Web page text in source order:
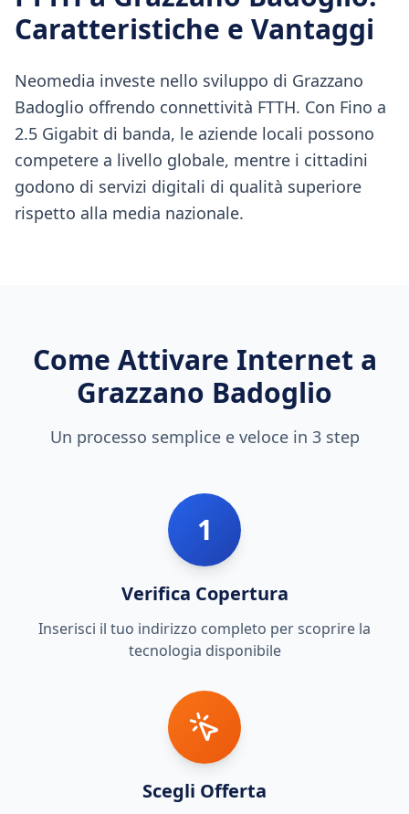
Caratteristiche e Vantaggi
Neomedia investe nello sviluppo di Grazzano
Badoglio offrendo connettività FTTH. Con Fino a
2.5 Gigabit di banda, le aziende locali possono
competere a livello globale, mentre i cittadini
godono di servizi digitali di qualità superiore
rispetto alla media nazionale.
Come Attivare Internet a
Grazzano Badoglio
Un processo semplice e veloce in 3 step
1
Verifica Copertura
Inserisci il tuo indirizzo completo per scoprire la
tecnologia disponibile
Scegli Offerta